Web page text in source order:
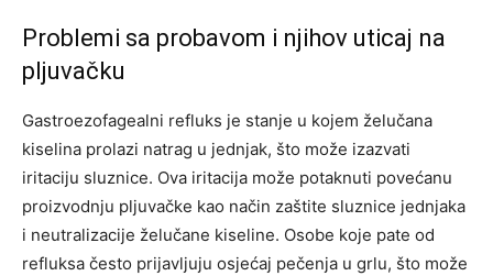
Problemi sa probavom i njihov uticaj na
pljuvačku
Gastroezofagealni refluks je stanje u kojem želučana
kiselina prolazi natrag u jednjak, što može izazvati
iritaciju sluznice. Ova iritacija može potaknuti povećanu
proizvodnju pljuvačke kao način zaštite sluznice jednjaka
i neutralizacije želučane kiseline. Osobe koje pate od
refluksa često prijavljuju osjećaj pečenja u grlu, što može